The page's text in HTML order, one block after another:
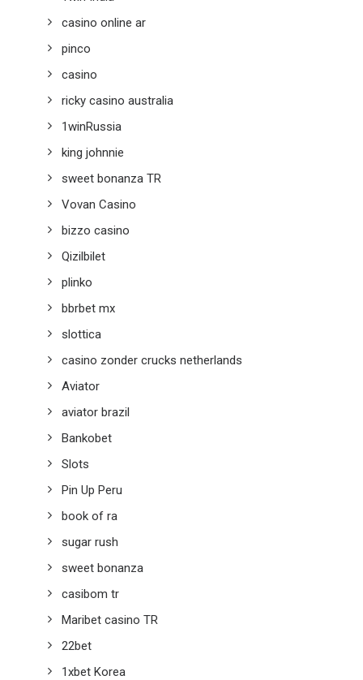
casino online ar
pinco
casino
ricky casino australia
1winRussia
king johnnie
sweet bonanza TR
Vovan Casino
bizzo casino
Qizilbilet
plinko
bbrbet mx
slottica
casino zonder crucks netherlands
Aviator
aviator brazil
Bankobet
Slots
Pin Up Peru
book of ra
sugar rush
sweet bonanza
casibom tr
Maribet casino TR
22bet
1xbet Korea